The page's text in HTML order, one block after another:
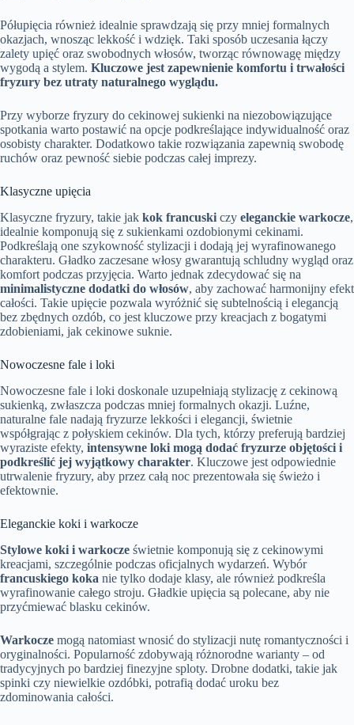
Półupięcia również idealnie sprawdzają się przy mniej formalnych
okazjach, wnosząc lekkość i wdzięk. Taki sposób uczesania łączy
zalety upięć oraz swobodnych włosów, tworząc równowagę między
wygodą a stylem. Kluczowe jest zapewnienie komfortu i trwałości
fryzury bez utraty naturalnego wyglądu.
Przy wyborze fryzury do cekinowej sukienki na niezobowiązujące
spotkania warto postawić na opcje podkreślające indywidualność oraz
osobisty charakter. Dodatkowo takie rozwiązania zapewnią swobodę
ruchów oraz pewność siebie podczas całej imprezy.
Klasyczne upięcia
Klasyczne fryzury, takie jak kok francuski czy eleganckie warkocze,
idealnie komponują się z sukienkami ozdobionymi cekinami.
Podkreślają one szykowność stylizacji i dodają jej wyrafinowanego
charakteru. Gładko zaczesane włosy gwarantują schludny wygląd oraz
komfort podczas przyjęcia. Warto jednak zdecydować się na
minimalistyczne dodatki do włosów, aby zachować harmonijny efekt
całości. Takie upięcie pozwala wyróżnić się subtelnością i elegancją
bez zbędnych ozdób, co jest kluczowe przy kreacjach z bogatymi
zdobieniami, jak cekinowe suknie.
Nowoczesne fale i loki
Nowoczesne fale i loki doskonale uzupełniają stylizację z cekinową
sukienką, zwłaszcza podczas mniej formalnych okazji. Luźne,
naturalne fale nadają fryzurze lekkości i elegancji, świetnie
współgrając z połyskiem cekinów. Dla tych, którzy preferują bardziej
wyraziste efekty, intensywne loki mogą dodać fryzurze objętości i
podkreślić jej wyjątkowy charakter. Kluczowe jest odpowiednie
utrwalenie fryzury, aby przez całą noc prezentowała się świeżo i
efektownie.
Eleganckie koki i warkocze
Stylowe koki i warkocze świetnie komponują się z cekinowymi
kreacjami, szczególnie podczas oficjalnych wydarzeń. Wybór
francuskiego koka nie tylko dodaje klasy, ale również podkreśla
wyrafinowanie całego stroju. Gładkie upięcia są polecane, aby nie
przyćmiewać blasku cekinów.
Warkocze mogą natomiast wnosić do stylizacji nutę romantyczności i
oryginalności. Popularność zdobywają różnorodne warianty – od
tradycyjnych po bardziej finezyjne sploty. Drobne dodatki, takie jak
spinki czy niewielkie ozdóbki, potrafią dodać uroku bez
zdominowania całości.